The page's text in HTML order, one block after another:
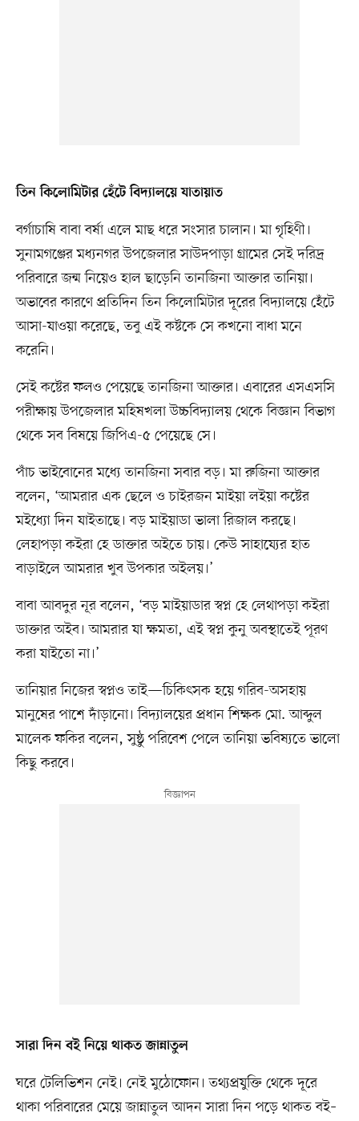
তিন কিলোমিটার হেঁটে বিদ্যালয়ে যাতায়াত
বর্গাচাষি বাবা বর্ষা এলে মাছ ধরে সংসার চালান। মা গৃহিণী।
সুনামগঞ্জের মধ্যনগর উপজেলার সাউদপাড়া গ্রামের সেই দরিদ্র
পরিবারে জন্ম নিয়েও হাল ছাড়েনি তানজিনা আক্তার তানিয়া।
অভাবের কারণে প্রতিদিন তিন কিলোমিটার দূরের বিদ্যালয়ে হেঁটে
আসা-যাওয়া করেছে, তবু এই কষ্টকে সে কখনো বাধা মনে
করেনি।
সেই কষ্টের ফলও পেয়েছে তানজিনা আক্তার। এবারের এসএসসি
পরীক্ষায় উপজেলার মহিষখলা উচ্চবিদ্যালয় থেকে বিজ্ঞান বিভাগ
থেকে সব বিষয়ে জিপিএ-৫ পেয়েছে সে।
পাঁচ ভাইবোনের মধ্যে তানজিনা সবার বড়। মা রুজিনা আক্তার
বলেন, ‘আমরার এক ছেলে ও চাইরজন মাইয়া লইয়া কষ্টের
মইধ্যো দিন যাইতাছে। বড় মাইয়াডা ভালা রিজাল করছে।
লেহাপড়া কইরা হে ডাক্তার অইতে চায়। কেউ সাহায্যের হাত
বাড়াইলে আমরার খুব উপকার অইলয়।’
বাবা আবদুর নূর বলেন, ‘বড় মাইয়াডার স্বপ্ন হে লেথাপড়া কইরা
ডাক্তার অইব। আমরার যা ক্ষমতা, এই স্বপ্ন কুনু অবস্থাতেই পূরণ
করা যাইতো না।’
তানিয়ার নিজের স্বপ্নও তাই—চিকিৎসক হয়ে গরিব-অসহায়
মানুষের পাশে দাঁড়ানো। বিদ্যালয়ের প্রধান শিক্ষক মো. আব্দুল
মালেক ফকির বলেন, সুষ্ঠু পরিবেশ পেলে তানিয়া ভবিষ্যতে ভালো
কিছু করবে।
সারা দিন বই নিয়ে থাকত জান্নাতুল
ঘরে টেলিভিশন নেই। নেই মুঠোফোন। তথ্যপ্রযুক্তি থেকে দূরে
থাকা পরিবারের মেয়ে জান্নাতুল আদন সারা দিন পড়ে থাকত বই–